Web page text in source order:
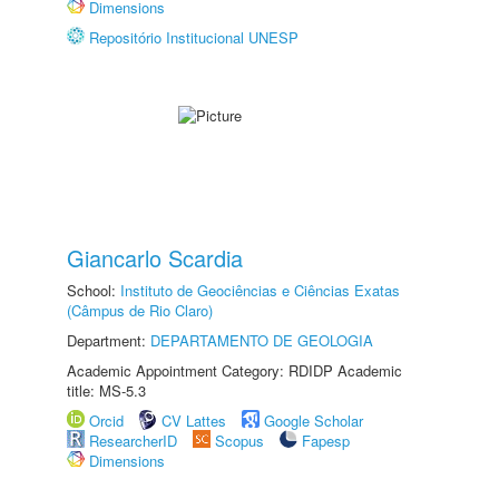
Dimensions
Repositório Institucional UNESP
Giancarlo Scardia
School: Instituto de Geociências e Ciências Exatas
(Câmpus de Rio Claro)
Department: DEPARTAMENTO DE GEOLOGIA
Academic Appointment Category: RDIDP Academic
title: MS-5.3
Orcid
CV Lattes
Google Scholar
ResearcherID
Scopus
Fapesp
Dimensions